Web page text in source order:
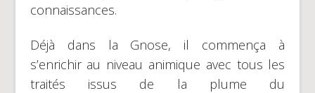
connaissances.
Déjà dans la Gnose, il commença à
s’enrichir au niveau animique avec tous les
traités issus de la plume du